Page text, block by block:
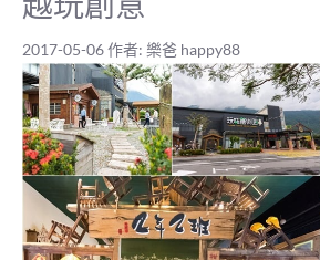
2017-05-06作者: 樂爸 happy88